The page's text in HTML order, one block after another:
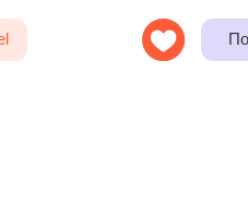
Получить подарок